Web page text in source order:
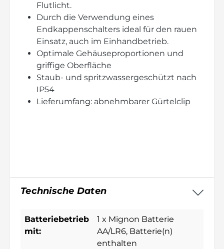
Flutlicht.
Durch die Verwendung eines
Endkappenschalters ideal für den rauen
Einsatz, auch im Einhandbetrieb.
Optimale Gehäuseproportionen und
griffige Oberfläche
Staub- und spritzwassergeschützt nach
IP54
Lieferumfang: abnehmbarer Gürtelclip
Technische Daten
Batteriebetrieb
mit:
1 x Mignon Batterie
AA/LR6, Batterie(n)
enthalten